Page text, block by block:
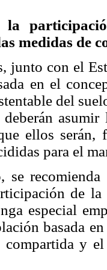
la
medidas de
junto con el
en el
del
deberán
ellos serán,
para el
se
de
especial
basada
compartida y